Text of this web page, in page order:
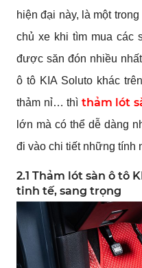
hiện đại này, là một
chủ xe khi tìm mua các
được săn đón nhiều
ô tô KIA Soluto khác
thảm nỉ… thì thảm lót
lớn mà có thể dễ dàng
đi vào chi tiết những tính
2.1 Thảm lót sàn ô tô
tinh tế, sang trọng